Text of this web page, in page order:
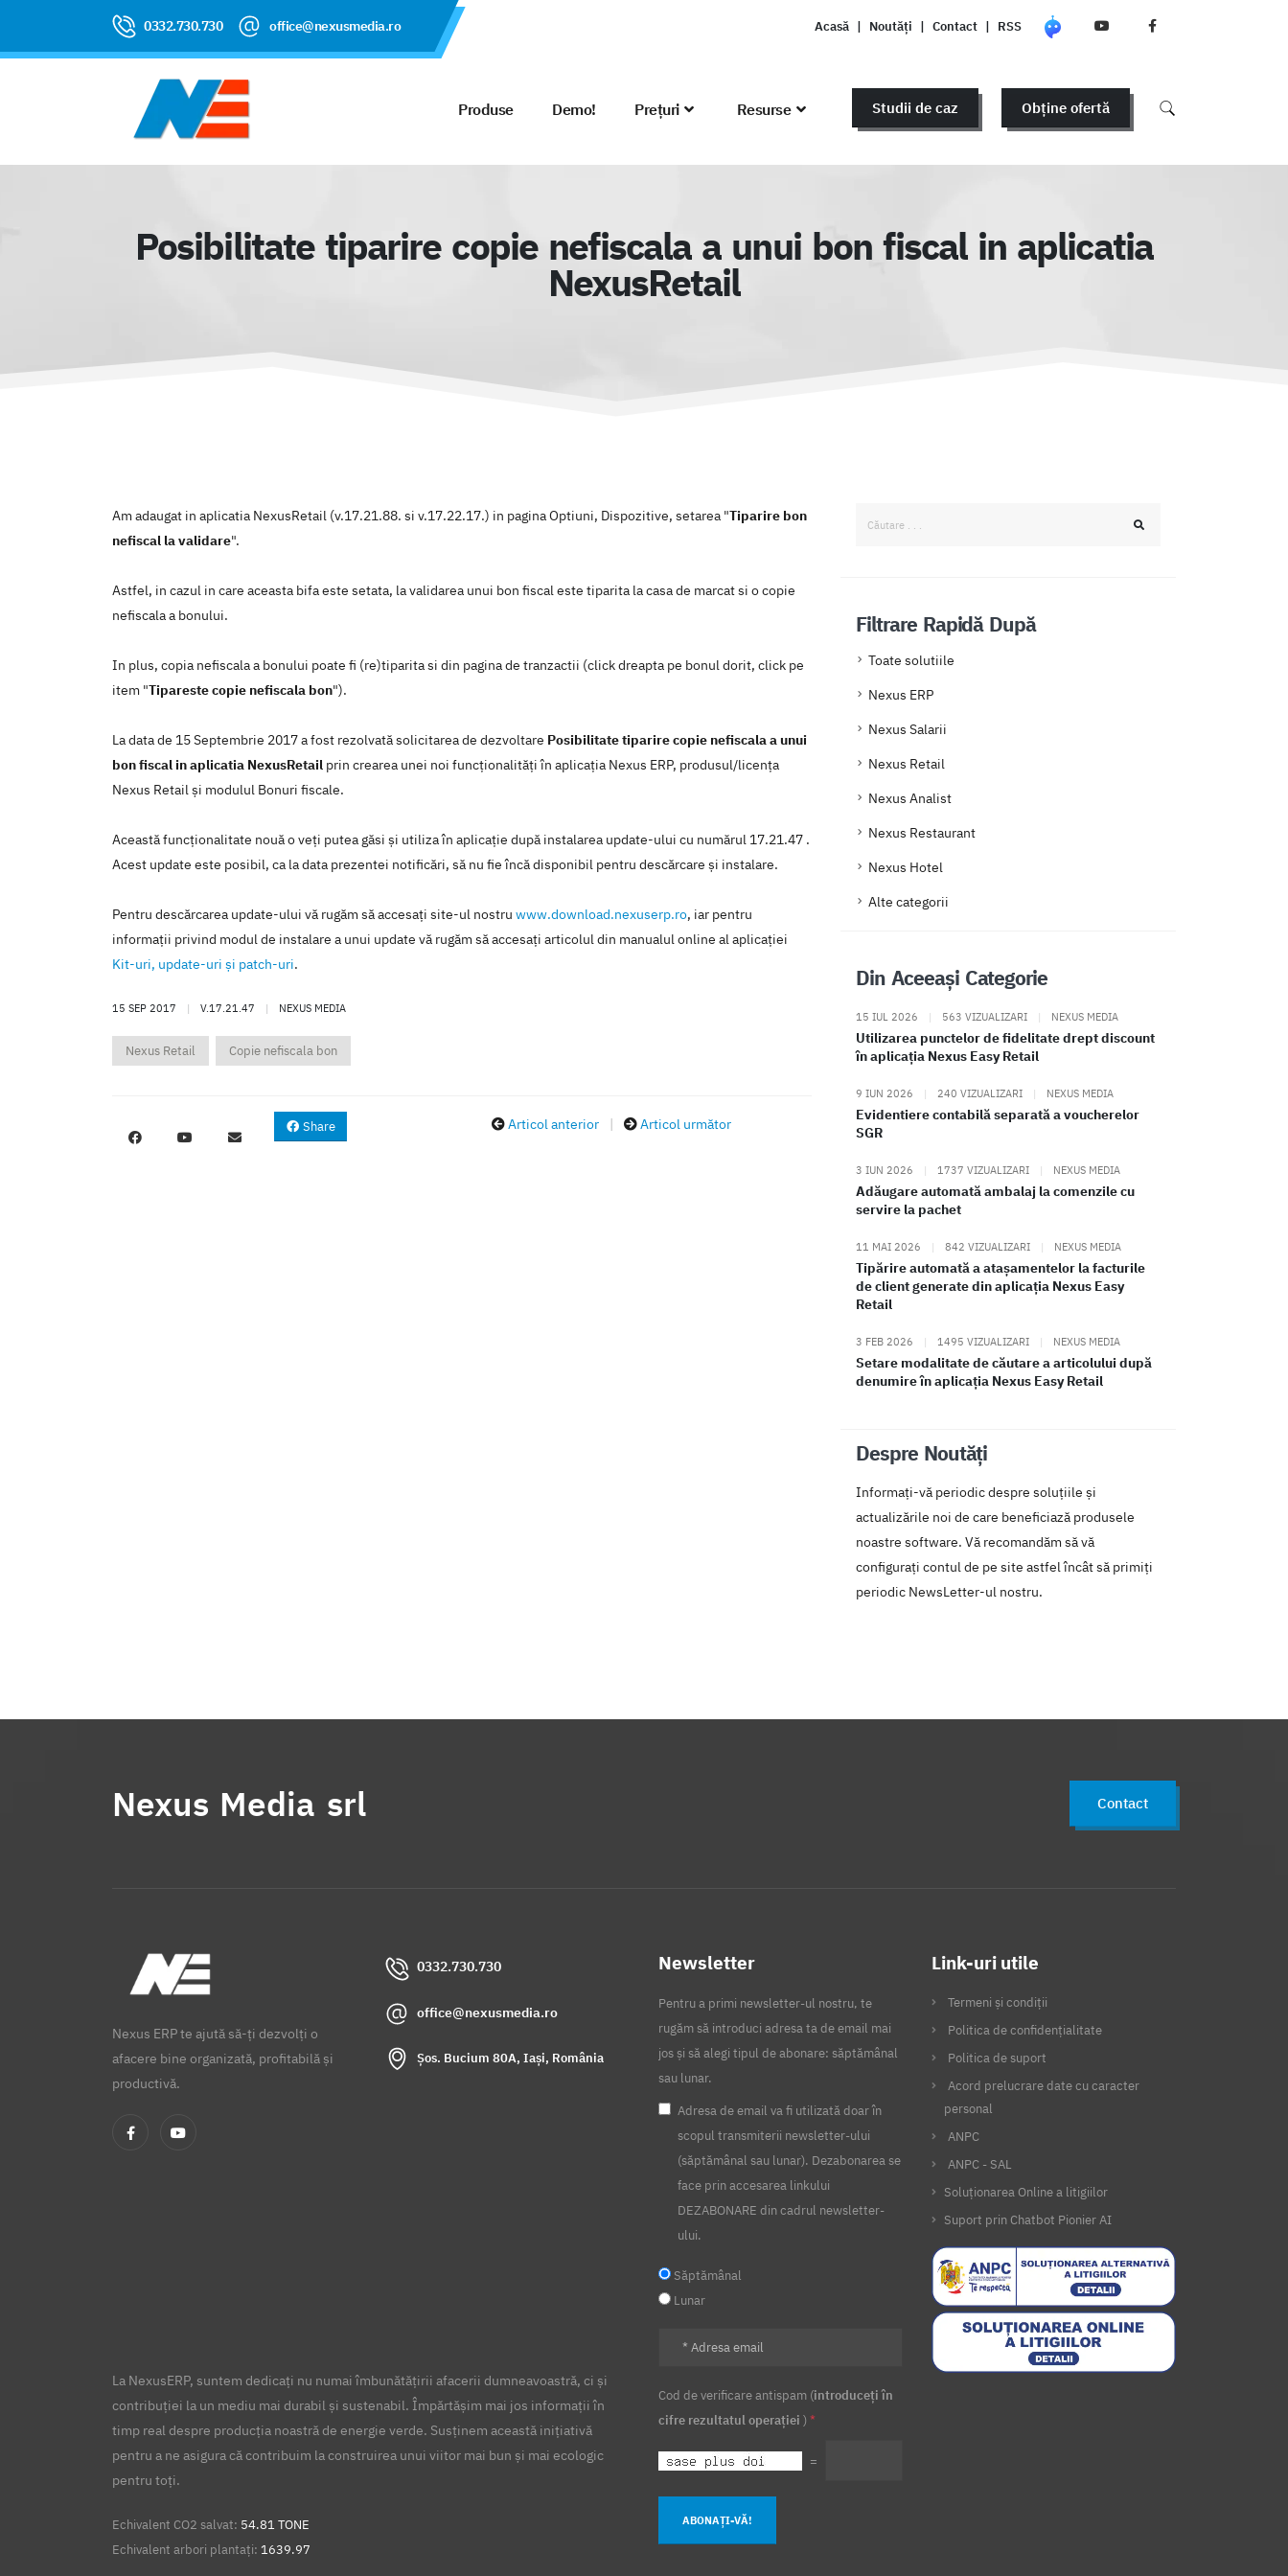
0332.730.730 office@nexusmedia.ro Acasă | Noutăți | Contact | RSS
Produse Demo! Prețuri Resurse Studii de caz Obține ofertă
Posibilitate tiparire copie nefiscala a unui bon fiscal in aplicatia
NexusRetail
Am adaugat in aplicatia NexusRetail (v.17.21.88. si v.17.22.17.) in pagina Optiuni, Dispozitive, setarea "Tiparire bon
nefiscal la validare".
Astfel, in cazul in care aceasta bifa este setata, la validarea unui bon fiscal este tiparita la casa de marcat si o copie
nefiscala a bonului.
In plus, copia nefiscala a bonului poate fi (re)tiparita si din pagina de tranzactii (click dreapta pe bonul dorit, click pe
item "Tipareste copie nefiscala bon").
La data de 15 Septembrie 2017 a fost rezolvată solicitarea de dezvoltare Posibilitate tiparire copie nefiscala a unui
bon fiscal in aplicatia NexusRetail prin crearea unei noi funcţionalităţi în aplicaţia Nexus ERP, produsul/licenţa
Nexus Retail şi modulul Bonuri fiscale.
Această funcţionalitate nouă o veţi putea găsi şi utiliza în aplicaţie după instalarea update-ului cu numărul 17.21.47 .
Acest update este posibil, ca la data prezentei notificări, să nu fie încă disponibil pentru descărcare şi instalare.
Pentru descărcarea update-ului vă rugăm să accesaţi site-ul nostru www.download.nexuserp.ro, iar pentru
informaţii privind modul de instalare a unui update vă rugăm să accesaţi articolul din manualul online al aplicaţiei
Kit-uri, update-uri şi patch-uri.
15 SEP 2017 | V.17.21.47 | NEXUS MEDIA
Nexus Retail Copie nefiscala bon
Share Articol anterior | Articol următor
Filtrare Rapidă După
Toate solutiile
Nexus ERP
Nexus Salarii
Nexus Retail
Nexus Analist
Nexus Restaurant
Nexus Hotel
Alte categorii
Din Aceeași Categorie
15 IUL 2026 | 563 VIZUALIZARI | NEXUS MEDIA
Utilizarea punctelor de fidelitate drept discount
în aplicația Nexus Easy Retail
9 IUN 2026 | 240 VIZUALIZARI | NEXUS MEDIA
Evidentiere contabilă separată a voucherelor
SGR
3 IUN 2026 | 1737 VIZUALIZARI | NEXUS MEDIA
Adăugare automată ambalaj la comenzile cu
servire la pachet
11 MAI 2026 | 842 VIZUALIZARI | NEXUS MEDIA
Tipărire automată a atașamentelor la facturile
de client generate din aplicația Nexus Easy
Retail
3 FEB 2026 | 1495 VIZUALIZARI | NEXUS MEDIA
Setare modalitate de căutare a articolului după
denumire în aplicația Nexus Easy Retail
Despre Noutăți
Informați-vă periodic despre soluțiile și
actualizările noi de care beneficiază produsele
noastre software. Vă recomandăm să vă
configurați contul de pe site astfel încât să primiți
periodic NewsLetter-ul nostru.
Nexus Media srl Contact
Nexus ERP te ajută să-ți dezvolți o
afacere bine organizată, profitabilă și
productivă.
0332.730.730
office@nexusmedia.ro
Șos. Bucium 80A, Iași, România
Newsletter
Pentru a primi newsletter-ul nostru, te
rugăm să introduci adresa ta de email mai
jos și să alegi tipul de abonare: săptămânal
sau lunar.
Adresa de email va fi utilizată doar în
scopul transmiterii newsletter-ului
(săptămânal sau lunar). Dezabonarea se
face prin accesarea linkului
DEZABONARE din cadrul newsletter-
ului.
Săptămânal
Lunar
Cod de verificare antispam (introduceți în
cifre rezultatul operației ) *
=
ABONAȚI-VĂ!
Link-uri utile
Termeni și condiții
Politica de confidențialitate
Politica de suport
Acord prelucrare date cu caracter
personal
ANPC
ANPC - SAL
Soluționarea Online a litigiilor
Suport prin Chatbot Pionier AI
La NexusERP, suntem dedicați nu numai îmbunătățirii afacerii dumneavoastră, ci și
contribuției la un mediu mai durabil și sustenabil. Împărtășim mai jos informații în
timp real despre producția noastră de energie verde. Susținem această inițiativă
pentru a ne asigura că contribuim la construirea unui viitor mai bun și mai ecologic
pentru toți.
Echivalent CO2 salvat: 54.81 TONE
Echivalent arbori plantați: 1639.97